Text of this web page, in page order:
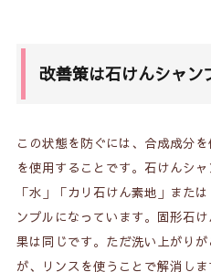
改善策は石けんシャン
この状態を防ぐには、合成成分
を使用することです。石けんシャ
「水」「カリ石けん素地」また
ンプルになっています。固形石
果は同じです。ただ洗い上がり
が、リンスを使うことで解消し